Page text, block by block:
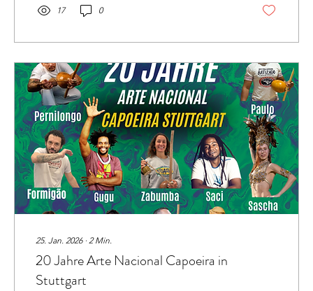
17 0
25. Jan. 2026∙ 2 Min.
20 Jahre Arte Nacional Capoeira in
Stuttgart